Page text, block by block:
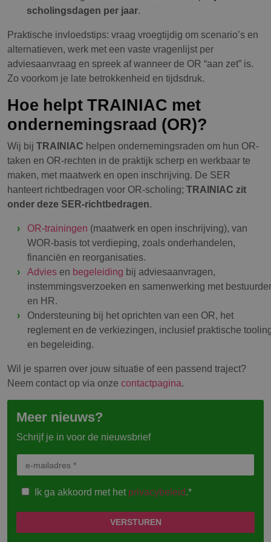
scholingsdagen per jaar.
Praktische invloedstips: vraag vroegtijdig om scenario’s en
alternatieven, werk met een vaste vragenlijst per
adviesaanvraag en spreek af wanneer de OR “aan zet” is.
Zo voorkom je late betrokkenheid en tijdsdruk.
Hoe helpt TRAINIAC met
ondernemingsraad (OR)?
Wij bij TRAINIAC helpen ondernemingsraden om hun OR-
taken en OR-rechten in de praktijk scherp en werkbaar te
maken, met maatwerk en open inschrijving. De SER
hanteert richtbedragen voor OR-scholing; TRAINIAC zit
onder deze SER-richtbedragen.
OR-trainingen (maatwerk en open inschrijving), van
WOR-basis tot verdieping, zoals onderhandelen,
financiën en reorganisaties.
Adviesen begeleiding bij adviesaanvragen,
instemmingsverzoeken en samenwerking met bestuurder
en HR.
Ondersteuning bij het oprichten van een OR, het
reglement en de verkiezingen, inclusief praktische
en begeleiding.
Wil je sparren over jouw situatie of een passend traject?
Neem contact op via onze contactpagina.
Meer nieuws?
Schrijf je in voor de nieuwsbrief
Ik ga akkoord met hetprivacybeleid.*